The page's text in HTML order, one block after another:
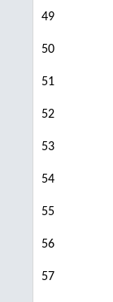
49
50
51
52
53
54
55
56
57